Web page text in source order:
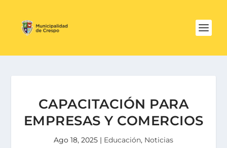
CAPACITACIÓN PARA
EMPRESAS Y COMERCIOS
Ago 18, 2025 | Educación, Noticias